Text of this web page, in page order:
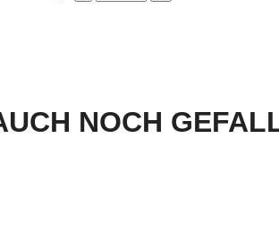
NOCH